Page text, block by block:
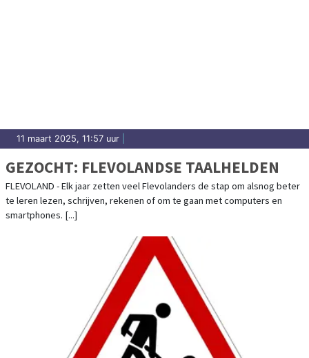
11 maart 2025, 11:57 uur
GEZOCHT: FLEVOLANDSE TAALHELDEN
FLEVOLAND - Elk jaar zetten veel Flevolanders de stap om alsnog beter
te leren lezen, schrijven, rekenen of om te gaan met computers en
smartphones. [...]